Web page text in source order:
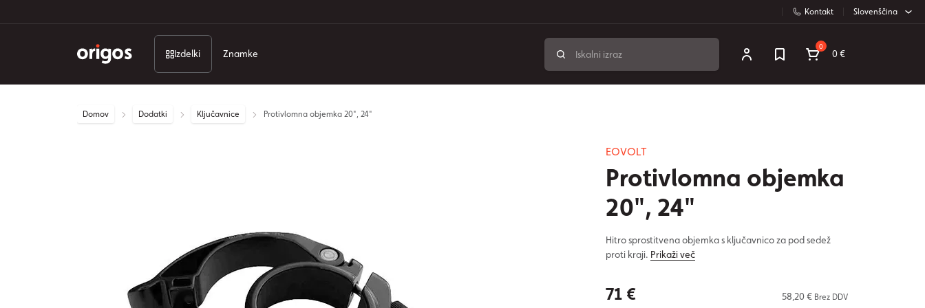
Kontakt Slovenščina
Izdelki Znamke
0
0 €
Domov Dodatki Ključavnice Protivlomna objemka 20", 24"
EOVOLT
Protivlomna objemka
20", 24"
Hitro sprostitvena objemka s ključavnico za pod sedež
proti kraji. Prikaži več
71 € 58,20 € Brez DDV